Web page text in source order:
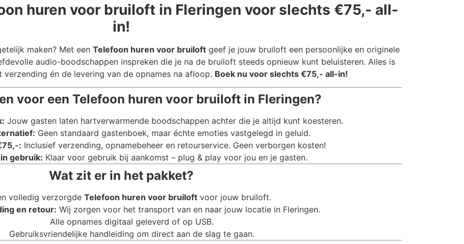
huren voor bruiloft in Fleringen voor slechts €75,- all-
in!
maken? Met een Telefoon huren voor bruiloftgeef je jouw bruiloft een persoonlijke en originele
audio-boodschappen inspreken die je na de bruiloft steeds opnieuw kunt beluisteren. Alles is
verzending én de levering van de opnames na afloop. Boek nu voor slechts €75,- all-in!
voor een Telefoon huren voor bruiloft in Fleringen?
Jouw gasten laten hartverwarmende boodschappen achter die je altijd kunt koesteren.
Geen standaard gastenboek, maar échte emoties vastgelegd in geluid.
: Inclusief verzending, opnamebeheer en retourservice. Geen verborgen kosten!
gebruik: Klaar voor gebruik bij aankomst – plug & play voor jou en je gasten.
Wat zit er in het pakket?
volledig verzorgde Telefoon huren voor bruiloft voor jouw bruiloft.
en retour: Wij zorgen voor het transport van en naar jouw locatie in Fleringen.
Alle opnames digitaal geleverd of op USB.
Gebruiksvriendelijke handleiding om direct aan de slag te gaan.